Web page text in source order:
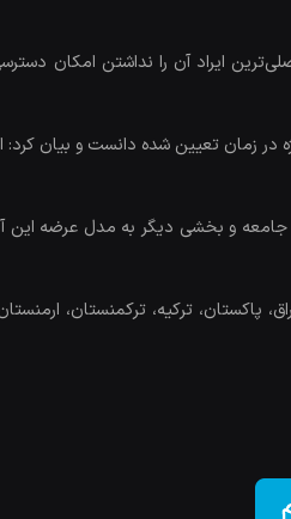
ایراد آن را نداشتن امکان
در زمان تعیین شده دانست و بیان کرد:
و بخشی دیگر به مدل عرضه این
عراق، پاکستان، ترکیه، ترکمنستان،